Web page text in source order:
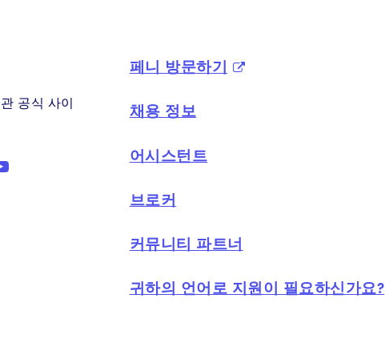
공식 사이
페니 방문하기
채용 정보
어시스턴트
브로커
커뮤니티 파트너
귀하의 언어로 지원이 필요하신가요?